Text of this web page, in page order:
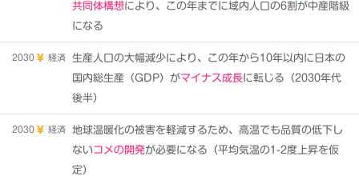
共同体構想により、この年までに域内人口の6割が中産階級
になる
2030 経済
生産人口の大幅減少により、この年から10年以内に日本の
国内総生産（GDP）がマイナス成長に転じる（2030年代
後半）
2030 経済
地球温暖化の被害を軽減するため、高温でも品質の低下し
ないコメの開発が必要になる（平均気温の1-2度上昇を仮
定）